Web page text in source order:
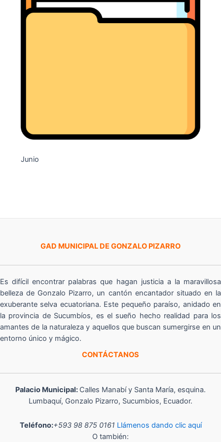
Junio
GAD MUNICIPAL DE GONZALO PIZARRO
Es difícil encontrar palabras que hagan justicia a la maravillosa
belleza de Gonzalo Pizarro, un cantón encantador situado en la
exuberante selva ecuatoriana. Este pequeño paraíso, anidado en
la provincia de Sucumbíos, es el sueño hecho realidad para los
amantes de la naturaleza y aquellos que buscan sumergirse en un
entorno único y mágico.
CONTÁCTANOS
Palacio Municipal: Calles Manabí y Santa María, esquina.
Lumbaquí, Gonzalo Pizarro, Sucumbios, Ecuador.
Teléfono:+593 98 875 0161 Llámenos dando clic aquí
O también: